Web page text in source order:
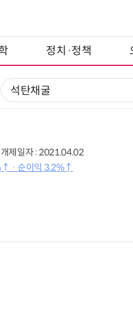
정치·정책
개제일자 : 2021.04.02
· 순이익 3.2%↑